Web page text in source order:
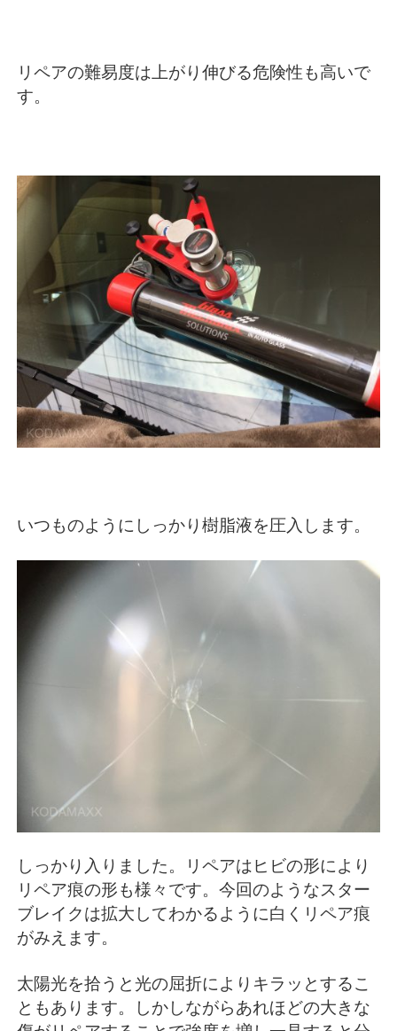
リペアの難易度は上がり伸びる危険性も高いで
す。
いつものようにしっかり樹脂液を圧入します。
しっかり入りました。リペアはヒビの形により
リペア痕の形も様々です。今回のようなスター
ブレイクは拡大してわかるように白くリペア痕
がみえます。
太陽光を拾うと光の屈折によりキラッとするこ
ともあります。しかしながらあれほどの大きな